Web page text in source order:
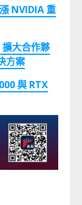
NVIDIA重
擴大合作夥
方案
與 RTX